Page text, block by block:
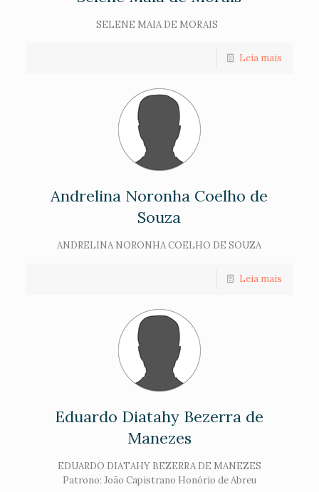
SELENE MAIA DE MORAIS
Leia mais
Andrelina Noronha Coelho de
Souza
ANDRELINA NORONHA COELHO DE SOUZA
Leia mais
Eduardo Diatahy Bezerra de
Manezes
EDUARDO DIATAHY BEZERRA DE MANEZES
Patrono: João Capistrano Honório de Abreu